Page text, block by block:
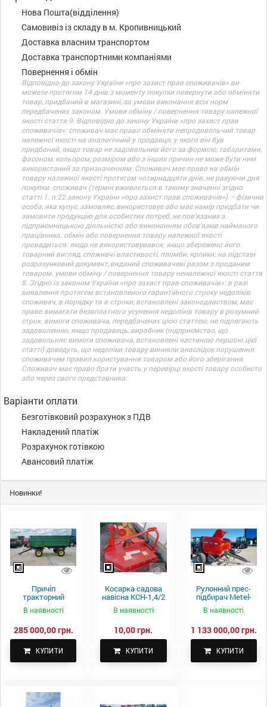
Нова Пошта(відділення)
Самовивіз із складу в м. Кропивницький
Доставка власним транспортом
Доставка транспортними компаніями
Повернення і обмін
Відповідно до закону України «про захист прав споживачів» ви
можете протягом 14 днів з моменту покупки повернути або обміняти
товар, придбаний в магазині, за умови виконання всіх норм
передбачених законом. Умови обміну / повернення товару належної
якості стаття 9. Відповідно до закону України «про захист прав
споживачів»: споживач має право обміняти непродовольчий товар
належної якості на аналогічний у продавця, у якого він був
придбаний, якщо товар не задовольнив його за формою, габаритами,
фасоном, кольором, розміром або з інших причин не може бути ним
використаний за призначенням. Споживач має право на обмін
товару належної якості протягом чотирнадцяти днів, не рахуючи дня
покупки. споживач (термін вживається в такому значенні згідно
статті 1. п.22 закону України «про захист прав споживачів») – фізична
особа, яка купує, замовляє, використовує або має намір придбати чи
замовити продукцію для особистих потреб, не пов’язаних з
підприємницькою діяльністю або виконанням обов’язків найманого
працівника. обмін або повернення товару належної якості
провадиться: якщо не використовувався; якщо збережено його
товарний вигляд, споживчі властивості, пломби, ярлики; на підставі
розрахунковий документ, виданий споживачеві разом з проданим
товаром. умови обміну / повернення товару неналежної якості стаття
8. Згідно із законом України «про захист прав споживачів»: в разі
виявлення протягом встановленого гарантійного строку недоліків
споживач, в порядку та в строки, встановлені законодавством, має
право вимагати безоплатного усунення недоліків товару в розумний
строк. вимоги споживача, передбачених цією статтею, не підлягають
задоволенню, якщо продавець, виробник (підприємство, що
задовольняє вимоги споживача, встановлені частиною першою цієї
статті) доведуть, що недоліки товару виникли внаслідок порушення
споживачем правил користування товаром або його зберігання.
Споживач має право брати участь у перевірці якості товару особисто
або через свого представника.
Варіанти оплати
Безготівковий розрахунок з ПДВ
Накладений платіж
Розрахунок готівкою
Авансовий платіж
Новинки!
Причіп
тракторний
самоскидний
Spike 2 ПТС-4
В наявності
285 000,00 грн.
КУПИТИ
Косарка садова
навісна КСН-1,4/2
В наявності
10,00 грн.
КУПИТИ
Рулонний прес-
підбирач Metel-
Fach Z 587
В наявності
1 133 000,00 грн.
КУПИТИ